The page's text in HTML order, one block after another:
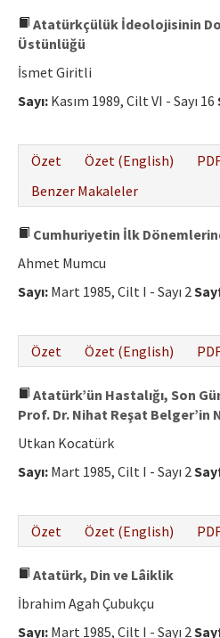
Atatürkçülük İdeolojisinin
Üstünlüğü
İsmet Giritli
Sayı: Kasım 1989, Cilt VI - Sayı 16
Özet
Özet (English)
Benzer Makaleler
Cumhuriyetin İlk
Ahmet Mumcu
Sayı: Mart 1985, Cilt I - Sayı 2
Özet
Özet (English)
Atatürk’ün Hastalığı, Son
Prof. Dr. Nihat Reşat Belger’in
Utkan Kocatürk
Sayı: Mart 1985, Cilt I - Sayı 2
Özet
Özet (English)
Atatürk, Din ve Lâiklik
İbrahim Agah Çubukçu
Sayı: Mart 1985, Cilt I - Sayı 2